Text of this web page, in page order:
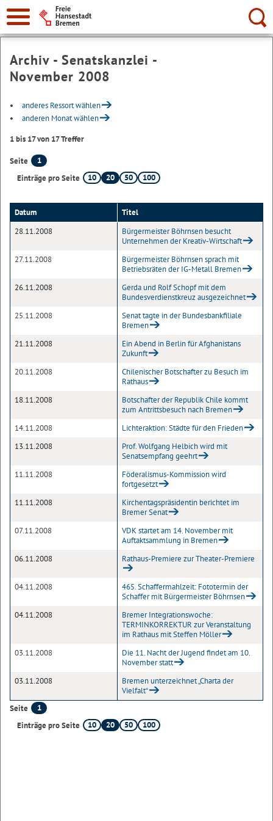
Suche:
Archiv - Senatskanzlei -
November 2008
anderes Ressort wählen
anderen Monat wählen
1 bis 17 von 17 Treffer
Seite
1
Einträge pro Seite
10 20 50 100
Datum
Titel
28.11.2008
Bürgermeister Böhrnsen besucht
Unternehmen der Kreativ-Wirtschaft
27.11.2008
Bürgermeister Böhrnsen sprach mit
Betriebsräten der IG-Metall Bremen
26.11.2008
Gerda und Rolf Schopf mit dem
Bundesverdienstkreuz ausgezeichnet
25.11.2008
Senat tagte in der Bundesbankfiliale
Bremen
21.11.2008
Ein Abend in Berlin für Afghanistans
Zukunft
20.11.2008
Chilenischer Botschafter zu Besuch im
Rathaus
18.11.2008
Botschafter der Republik Chile kommt
zum Antrittsbesuch nach Bremen
14.11.2008
Lichteraktion: Städte für den Frieden
13.11.2008
Prof. Wolfgang Helbich wird mit
Senatsempfang geehrt
11.11.2008
Föderalismus-Kommission wird
fortgesetzt
11.11.2008
Kirchentagspräsidentin berichtet im
Bremer Senat
07.11.2008
VDK startet am 14. November mit
Auftaktsammlung in Bremen
06.11.2008
Rathaus-Premiere zur Theater-Premiere
04.11.2008
465. Schaffermahlzeit: Fototermin der
Schaffer mit Bürgermeister Böhrnsen
04.11.2008
Bremer Integrationswoche:
TERMINKORREKTUR zur Veranstaltung
im Rathaus mit Steffen Möller
03.11.2008
Die 11. Nacht der Jugend findet am 10.
November statt
03.11.2008
Bremen unterzeichnet „Charta der
Vielfalt“
Seite
1
Einträge pro Seite
10 20 50 100